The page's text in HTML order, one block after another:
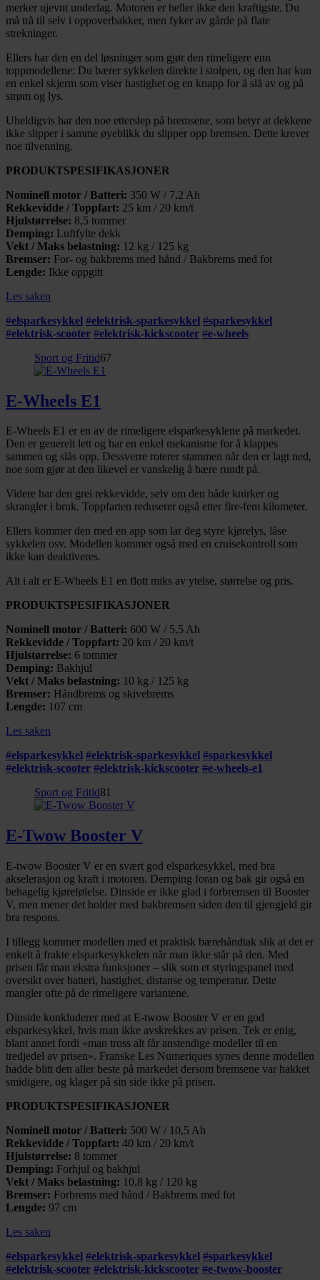
merker ujevnt underlag. Motoren er heller ikke den kraftigste. Du
må trå til selv i oppoverbakker, men fyker av gårde på flate
strekninger.
Ellers har den en del løsninger som gjør den rimeligere enn
toppmodellene: Du bærer sykkelen direkte i stolpen, og den har kun
en enkel skjerm som viser hastighet og en knapp for å slå av og på
strøm og lys.
Uheldigvis har den noe etterslep på bremsene, som betyr at dekkene
ikke slipper i samme øyeblikk du slipper opp bremsen. Dette krever
noe tilvenning.
PRODUKTSPESIFIKASJONER
Nominell motor / Batteri: 350 W / 7,2 Ah
Rekkevidde / Toppfart: 25 km / 20 km/t
Hjulstørrelse: 8,5 tommer
Demping: Luftfylte dekk
Vekt / Maks belastning: 12 kg / 125 kg
Bremser: For- og bakbrems med hånd / Bakbrems med fot
Lengde: Ikke oppgitt
Les saken
#elsparkesykkel #elektrisk-sparkesykkel #sparkesykkel
#elektrisk-scooter #elektrisk-kickscooter #e-wheels
Sport og Fritid67
E-Wheels E1
E-Wheels E1 er en av de rimeligere elsparkesyklene på markedet.
Den er generelt lett og har en enkel mekanisme for å klappes
sammen og slås opp. Dessverre roterer stammen når den er lagt ned,
noe som gjør at den likevel er vanskelig å bære rundt på.
Videre har den grei rekkevidde, selv om den både knirker og
skrangler i bruk. Toppfarten reduserer også etter fire-fem kilometer.
Ellers kommer den med en app som lar deg styre kjørelys, låse
sykkelen osv. Modellen kommer også med en cruisekontroll som
ikke kan deaktiveres.
Alt i alt er E-Wheels E1 en flott miks av ytelse, størrelse og pris.
PRODUKTSPESIFIKASJONER
Nominell motor / Batteri: 600 W / 5,5 Ah
Rekkevidde / Toppfart: 20 km / 20 km/t
Hjulstørrelse: 6 tommer
Demping: Bakhjul
Vekt / Maks belastning: 10 kg / 125 kg
Bremser: Håndbrems og skivebrems
Lengde: 107 cm
Les saken
#elsparkesykkel #elektrisk-sparkesykkel #sparkesykkel
#elektrisk-scooter #elektrisk-kickscooter #e-wheels-e1
Sport og Fritid81
E-Twow Booster V
E-twow Booster V er en svært god elsparkesykkel, med bra
akselerasjon og kraft i motoren. Demping foran og bak gir også en
behagelig kjørefølelse. Dinside er ikke glad i forbremsen til Booster
V, men mener det holder med bakbremsen siden den til gjengjeld gir
bra respons.
I tillegg kommer modellen med et praktisk bærehåndtak slik at det er
enkelt å frakte elsparkesykkelen når man ikke står på den. Med
prisen får man ekstra funksjoner – slik som et styringspanel med
oversikt over batteri, hastighet, distanse og temperatur. Dette
mangler ofte på de rimeligere variantene.
Dinside konkluderer med at E-twow Booster V er en god
elsparkesykkel, hvis man ikke avskrekkes av prisen. Tek er enig,
blant annet fordi «man tross alt får anstendige modeller til en
tredjedel av prisen». Franske Les Numeriques synes denne modellen
hadde blitt den aller beste på markedet dersom bremsene var hakket
smidigere, og klager på sin side ikke på prisen.
PRODUKTSPESIFIKASJONER
Nominell motor / Batteri: 500 W / 10,5 Ah
Rekkevidde / Toppfart: 40 km / 20 km/t
Hjulstørrelse: 8 tommer
Demping: Forhjul og bakhjul
Vekt / Maks belastning: 10,8 kg / 120 kg
Bremser: Forbrems med hånd / Bakbrems med fot
Lengde: 97 cm
Les saken
#elsparkesykkel #elektrisk-sparkesykkel #sparkesykkel
#elektrisk-scooter #elektrisk-kickscooter #e-twow-booster